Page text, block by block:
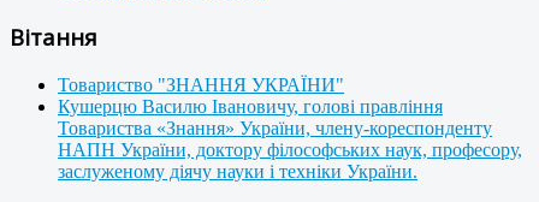
Вітання
Товариство "ЗНАННЯ УКРАЇНИ"
Кушерцю Василю Івановичу, голові правління
Товариства «Знання» України, члену-кореспонденту
НАПН України, доктору філософських наук, професору,
заслуженому діячу науки і техніки України.